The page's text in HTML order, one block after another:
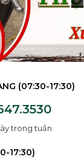
(07:30-17:30)
trong tuần
17:30)